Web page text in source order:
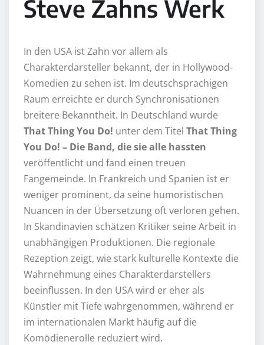
Steve Zahns Werk
In den USA ist Zahn vor allem als
Charakterdarsteller bekannt, der in Hollywood-
Komedien zu sehen ist. Im deutschsprachigen
Raum erreichte er durch Synchronisationen
breitere Bekanntheit. In Deutschland wurde
That Thing You Do! unter dem Titel That Thing
You Do! – Die Band, die sie alle hassten
veröffentlicht und fand einen treuen
Fangemeinde. In Frankreich und Spanien ist er
weniger prominent, da seine humoristischen
Nuancen in der Übersetzung oft verloren gehen.
In Skandinavien schätzen Kritiker seine Arbeit in
unabhängigen Produktionen. Die regionale
Rezeption zeigt, wie stark kulturelle Kontexte die
Wahrnehmung eines Charakterdarstellers
beeinflussen. In den USA wird er eher als
Künstler mit Tiefe wahrgenommen, während er
im internationalen Markt häufig auf die
Komödienerolle reduziert wird.